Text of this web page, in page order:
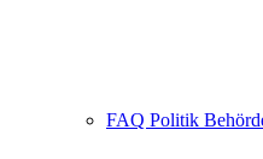
FAQ Politik